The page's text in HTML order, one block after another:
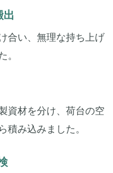
合い、無理な持ち上げ
。
資材を分け、荷台の空
積み込みました。